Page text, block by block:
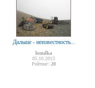
Дальше - неизвестность...
lenulka
05.10.2013
Рейтинг: 20